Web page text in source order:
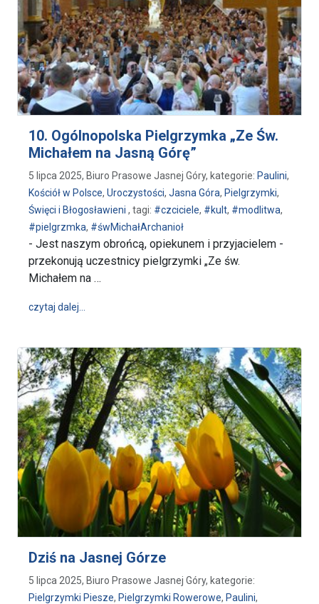
10. Ogólnopolska Pielgrzymka „Ze Św.
Michałem na Jasną Górę”
5 lipca 2025, Biuro Prasowe Jasnej Góry, kategorie: Paulini,
Kościół w Polsce, Uroczystości, Jasna Góra, Pielgrzymki,
Święci i Błogosławieni , tagi: #czciciele, #kult, #modlitwa,
#pielgrzmka, #śwMichałArchanioł
- Jest naszym obrońcą, opiekunem i przyjacielem -
przekonują uczestnicy pielgrzymki „Ze św.
Michałem na …
czytaj dalej…
Dziś na Jasnej Górze
5 lipca 2025, Biuro Prasowe Jasnej Góry, kategorie:
Pielgrzymki Piesze, Pielgrzymki Rowerowe, Paulini,